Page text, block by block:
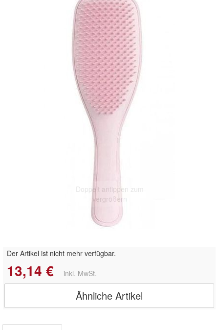
Doppelt antippen zum
vergrößern
Der Artikel ist nicht mehr verfügbar.
13,14 € inkl. MwSt.
Ähnliche Artikel